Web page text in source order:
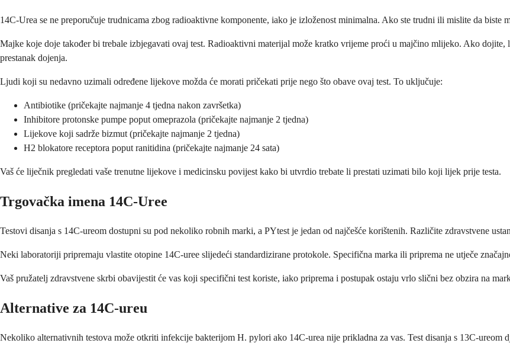
14C-Urea se ne preporučuje trudnicama zbog radioaktivne komponente, iako je izloženost minimalna. Ako ste trudni ili mislite da biste
Majke koje doje također bi trebale izbjegavati ovaj test. Radioaktivni materijal može kratko vrijeme proći u majčino mlijeko. Ako
prestanak dojenja.
Ljudi koji su nedavno uzimali određene lijekove možda će morati pričekati prije nego što obave ovaj test. To uključuje:
Antibiotike (pričekajte najmanje 4 tjedna nakon završetka)
Inhibitore protonske pumpe poput omeprazola (pričekajte najmanje 2 tjedna)
Lijekove koji sadrže bizmut (pričekajte najmanje 2 tjedna)
H2 blokatore receptora poput ranitidina (pričekajte najmanje 24 sata)
Vaš će liječnik pregledati vaše trenutne lijekove i medicinsku povijest kako bi utvrdio trebate li prestati uzimati bilo koji lijek prije testa.
Trgovačka imena 14C-Uree
Testovi disanja s 14C-ureom dostupni su pod nekoliko robnih marki, a PYtest je jedan od najčešće korištenih. Različite zdravstvene
Neki laboratoriji pripremaju vlastite otopine 14C-uree slijedeći standardizirane protokole. Specifična marka ili priprema ne utječe
Vaš pružatelj zdravstvene skrbi obavijestit će vas koji specifični test koriste, iako priprema i postupak ostaju vrlo slični bez obzira na
Alternative za 14C-ureu
Nekoliko alternativnih testova može otkriti infekcije bakterijom H. pylori ako 14C-urea nije prikladna za vas. Test disanja s 13C-